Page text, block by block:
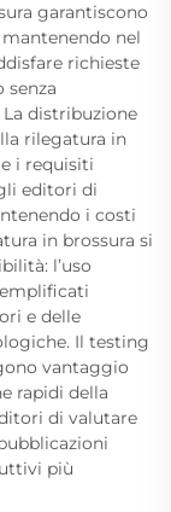
garantiscono
nel
richieste
distribuzione
rilegatura in
i requisiti
editori di
i costi
in brossura si
l’uso
e delle
Il testing
vantaggio
rapidi della
di valutare
più